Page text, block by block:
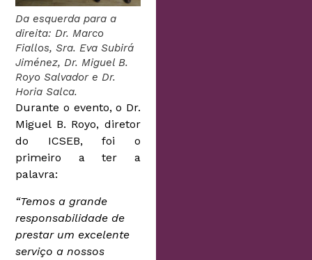
Da esquerda para a
direita: Dr. Marco
Fiallos, Sra. Eva Subirá
Jiménez, Dr. Miguel B.
Royo Salvador e Dr.
Horia Salca.
Durante o evento, o Dr.
Miguel B. Royo, diretor
do ICSEB, foi o
primeiro a ter a
palavra:
“Temos a grande
responsabilidade de
prestar um excelente
serviço a nossos